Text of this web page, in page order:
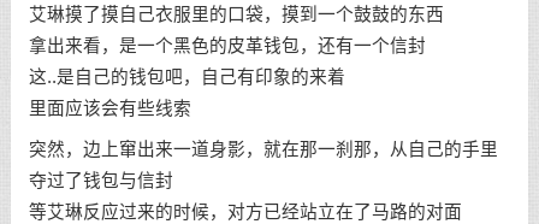
艾琳摸了摸自己衣服里的口袋，摸到一个鼓鼓的东西
拿出来看，是一个黑色的皮革钱包，还有一个信封
这..是自己的钱包吧，自己有印象的来着
里面应该会有些线索
突然，边上窜出来一道身影，就在那一刹那，从自己的手里
夺过了钱包与信封
等艾琳反应过来的时候，对方已经站立在了马路的对面